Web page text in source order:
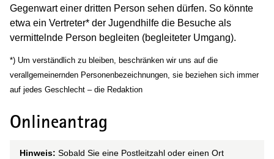
Gegenwart einer dritten Person sehen dürfen. So könnte
etwa ein Vertreter* der Jugendhilfe die Besuche als
vermittelnde Person begleiten (begleiteter Umgang).
*) Um verständlich zu bleiben, beschränken wir uns auf die
verallgemeinernden Personenbezeichnungen, sie beziehen sich immer
auf jedes Geschlecht – die Redaktion
Onlineantrag
Hinweis: Sobald Sie eine Postleitzahl oder einen Ort